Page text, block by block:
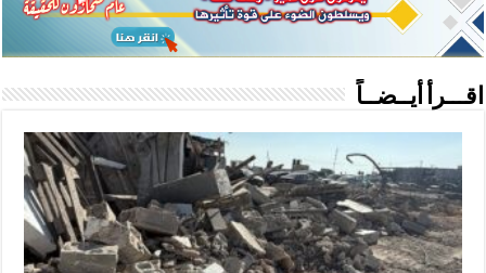
اقـــرأ أيــضــاً